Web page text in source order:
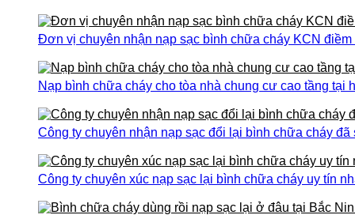
Đơn vị chuyên nhận nạp sạc bình chữa cháy KCN
Nạp bình chữa cháy cho tòa nhà chung cư cao tầng tại
Công ty chuyên nhận nạp sạc đổi lại bình chữa cháy
Công ty chuyên xúc nạp sạc lại bình chữa cháy uy tín